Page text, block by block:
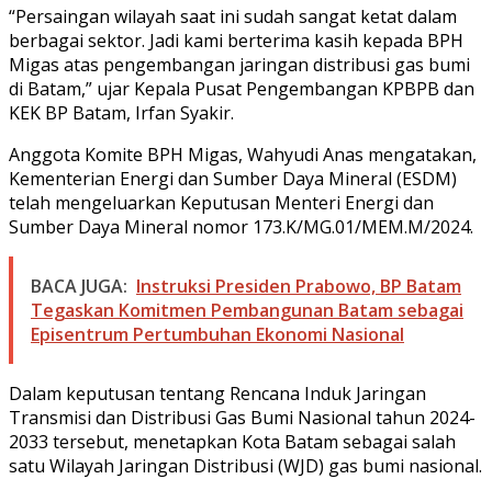
“Persaingan wilayah saat ini sudah sangat ketat dalam
berbagai sektor. Jadi kami berterima kasih kepada BPH
Migas atas pengembangan jaringan distribusi gas bumi
di Batam,” ujar Kepala Pusat Pengembangan KPBPB dan
KEK BP Batam, Irfan Syakir.
Anggota Komite BPH Migas, Wahyudi Anas mengatakan,
Kementerian Energi dan Sumber Daya Mineral (ESDM)
telah mengeluarkan Keputusan Menteri Energi dan
Sumber Daya Mineral nomor 173.K/MG.01/MEM.M/2024.
BACA JUGA: Instruksi Presiden Prabowo, BP Batam
Tegaskan Komitmen Pembangunan Batam sebagai
Episentrum Pertumbuhan Ekonomi Nasional
Dalam keputusan tentang Rencana Induk Jaringan
Transmisi dan Distribusi Gas Bumi Nasional tahun 2024-
2033 tersebut, menetapkan Kota Batam sebagai salah
satu Wilayah Jaringan Distribusi (WJD) gas bumi nasional.